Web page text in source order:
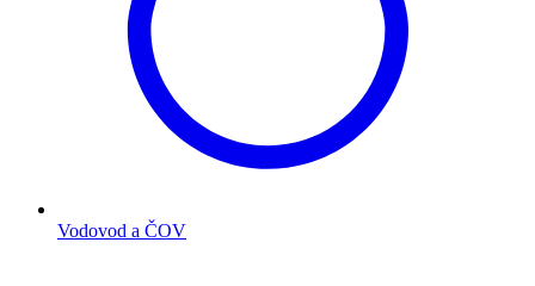
Vodovod a ČOV